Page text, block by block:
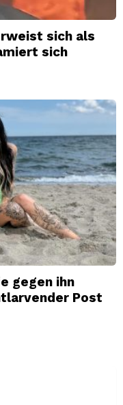
sich als
sich
gegen ihn
Post